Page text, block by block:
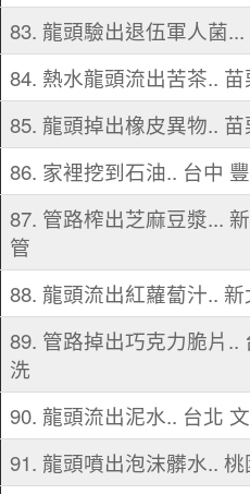
83. 龍頭驗出退伍軍人菌
84. 熱水龍頭流出苦茶..
85. 龍頭掉出橡皮異物..
86. 家裡挖到石油.. 台中
87. 管路榨出芝麻豆漿...
管
88. 龍頭流出紅蘿蔔汁..
89. 管路掉出巧克力脆片..
洗
90. 龍頭流出泥水.. 台北
91. 龍頭噴出泡沫髒水..